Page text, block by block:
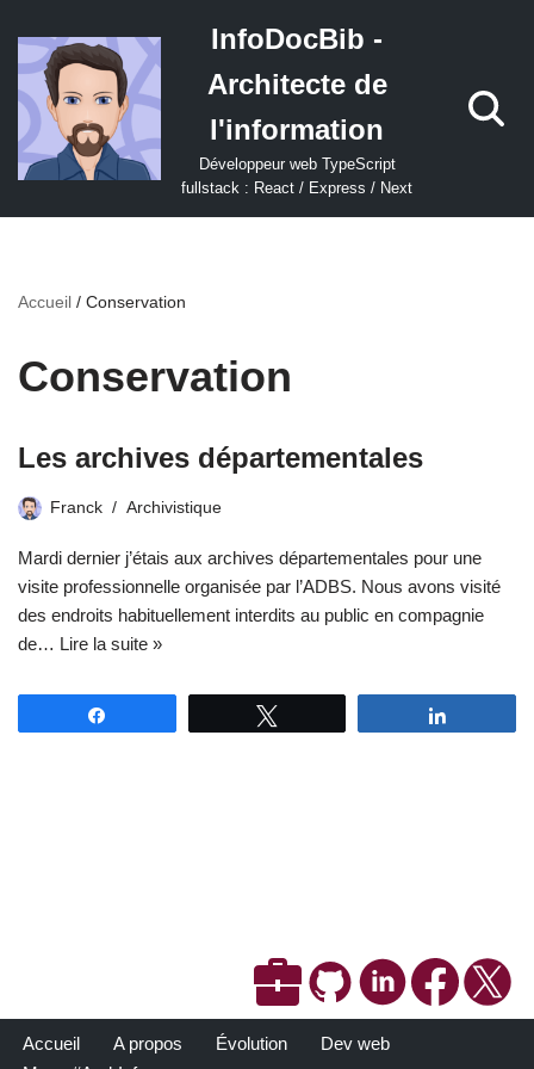
Aller
au
contenu
InfoDocBib -
Architecte de
l'information
Développeur web TypeScript
fullstack : React / Express / Next
Accueil / Conservation
Conservation
Les archives départementales
Franck Archivistique
Mardi dernier j’étais aux archives départementales pour une
visite professionnelle organisée par l’ADBS. Nous avons visité
des endroits habituellement interdits au public en compagnie
de… Lire la suite »
Accueil A propos Évolution
Dev web